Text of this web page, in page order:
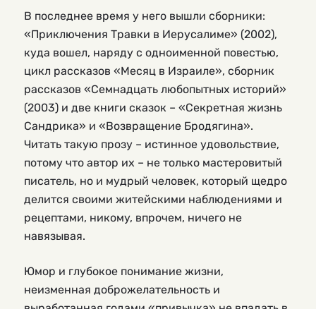
В последнее время у него вышли сборники:
«Приключения Травки в Иерусалиме» (2002),
куда вошел, наряду с одноименной повестью,
цикл рассказов «Месяц в Израиле», сборник
рассказов «Семнадцать любопытных историй»
(2003) и две книги сказок – «Секретная жизнь
Сандрика» и «Возвращение Бродягина».
Читать такую прозу – истинное удовольствие,
потому что автор их – не только мастеровитый
писатель, но и мудрый человек, который щедро
делится своими житейскими наблюдениями и
рецептами, никому, впрочем, ничего не
навязывая.
Юмор и глубокое понимание жизни,
неизменная доброжелательность и